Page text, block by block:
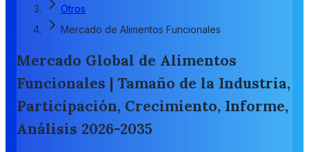
Otros
Mercado de Alimentos Funcionales
Mercado Global de Alimentos
Funcionales | Tamaño de la Industria,
Participación, Crecimiento, Informe,
Análisis 2026-2035